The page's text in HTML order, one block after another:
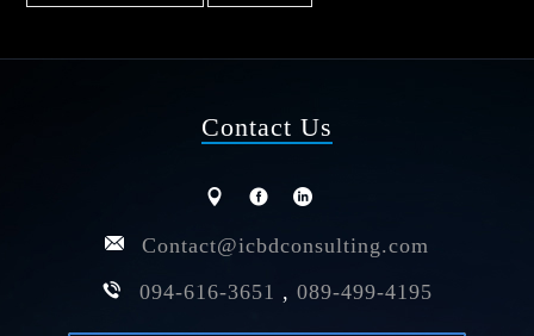
Contact Us
Contact@icbdconsulting.com
094-616-3651 , 089-499-4195